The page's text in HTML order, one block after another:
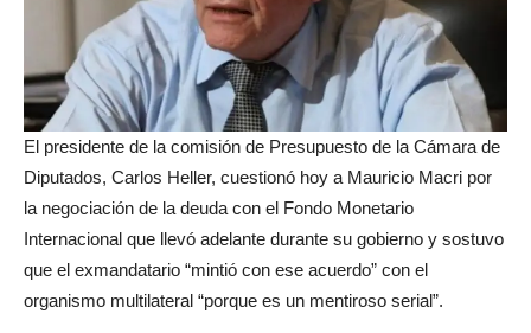
El presidente de la comisión de Presupuesto de la Cámara de
Diputados, Carlos Heller, cuestionó hoy a Mauricio Macri por
la negociación de la deuda con el Fondo Monetario
Internacional que llevó adelante durante su gobierno y sostuvo
que el exmandatario “mintió con ese acuerdo” con el
organismo multilateral “porque es un mentiroso serial”.